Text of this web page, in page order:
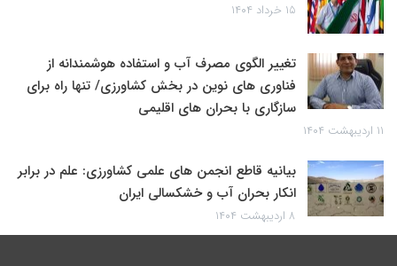
۱۵ خرداد ۱۴۰۴
تغییر الگوی مصرف آب و استفاده هوشمندانه از
فناوری های نوین در بخش کشاورزی/ تنها راه برای
سازگاری با بحران های اقلیمی
۱۱ اردیبهشت ۱۴۰۴
بیانیه قاطع انجمن های علمی کشاورزی: علم در برابر
انکار بحران آب و خشکسالی ایران
۸ اردیبهشت ۱۴۰۴